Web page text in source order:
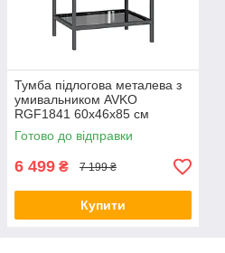
Тумба підлогова металева з
умивальником AVKO
RGF1841 60х46х85 см
Готово до відправки
6 499 ₴ 7 199 ₴
Купити